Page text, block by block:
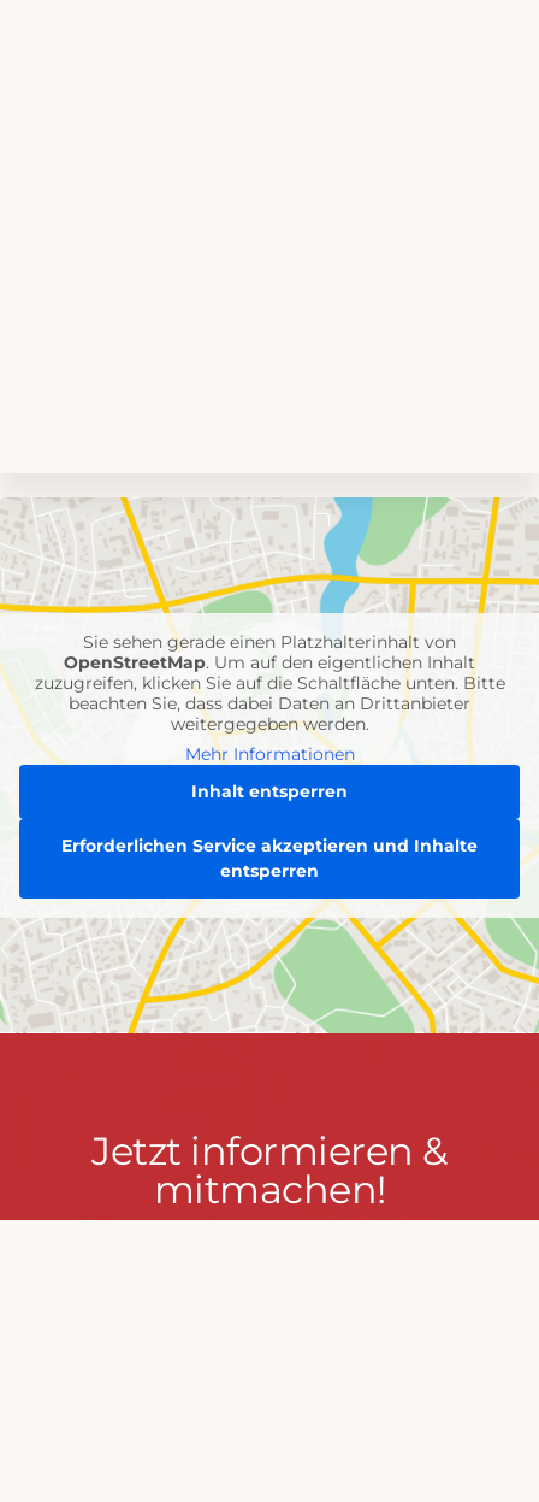
Umgebungskarte
mit
Feuerwehr-
Einheiten
Sie sehen gerade einen Platzhalterinhalt von
OpenStreetMap. Um auf den eigentlichen Inhalt
zuzugreifen, klicken Sie auf die Schaltfläche unten. Bitte
beachten Sie, dass dabei Daten an Drittanbieter
weitergegeben werden.
Mehr Informationen
Inhalt entsperren
Erforderlichen Service akzeptieren und Inhalte
entsperren
Jetzt
informieren
&
Jetzt informieren &
mitmachen!